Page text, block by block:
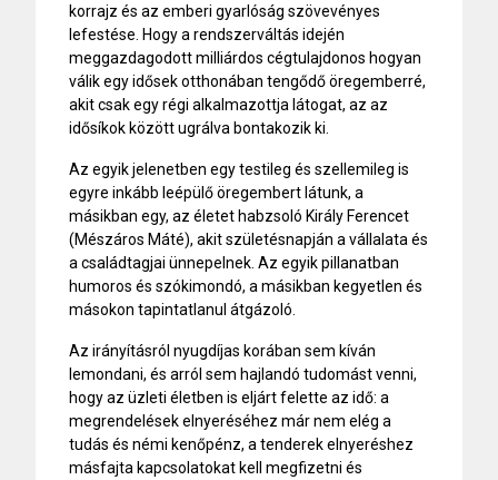
korrajz és az emberi gyarlóság szövevényes
lefestése. Hogy a rendszerváltás idején
meggazdagodott milliárdos cégtulajdonos hogyan
válik egy idősek otthonában tengődő öregemberré,
akit csak egy régi alkalmazottja látogat, az az
idősíkok között ugrálva bontakozik ki.
Az egyik jelenetben egy testileg és szellemileg is
egyre inkább leépülő öregembert látunk, a
másikban egy, az életet habzsoló Király Ferencet
(Mészáros Máté), akit születésnapján a vállalata és
a családtagjai ünnepelnek. Az egyik pillanatban
humoros és szókimondó, a másikban kegyetlen és
másokon tapintatlanul átgázoló.
Az irányításról nyugdíjas korában sem kíván
lemondani, és arról sem hajlandó tudomást venni,
hogy az üzleti életben is eljárt felette az idő: a
megrendelések elnyeréséhez már nem elég a
tudás és némi kenőpénz, a tenderek elnyeréshez
másfajta kapcsolatokat kell megfizetni és